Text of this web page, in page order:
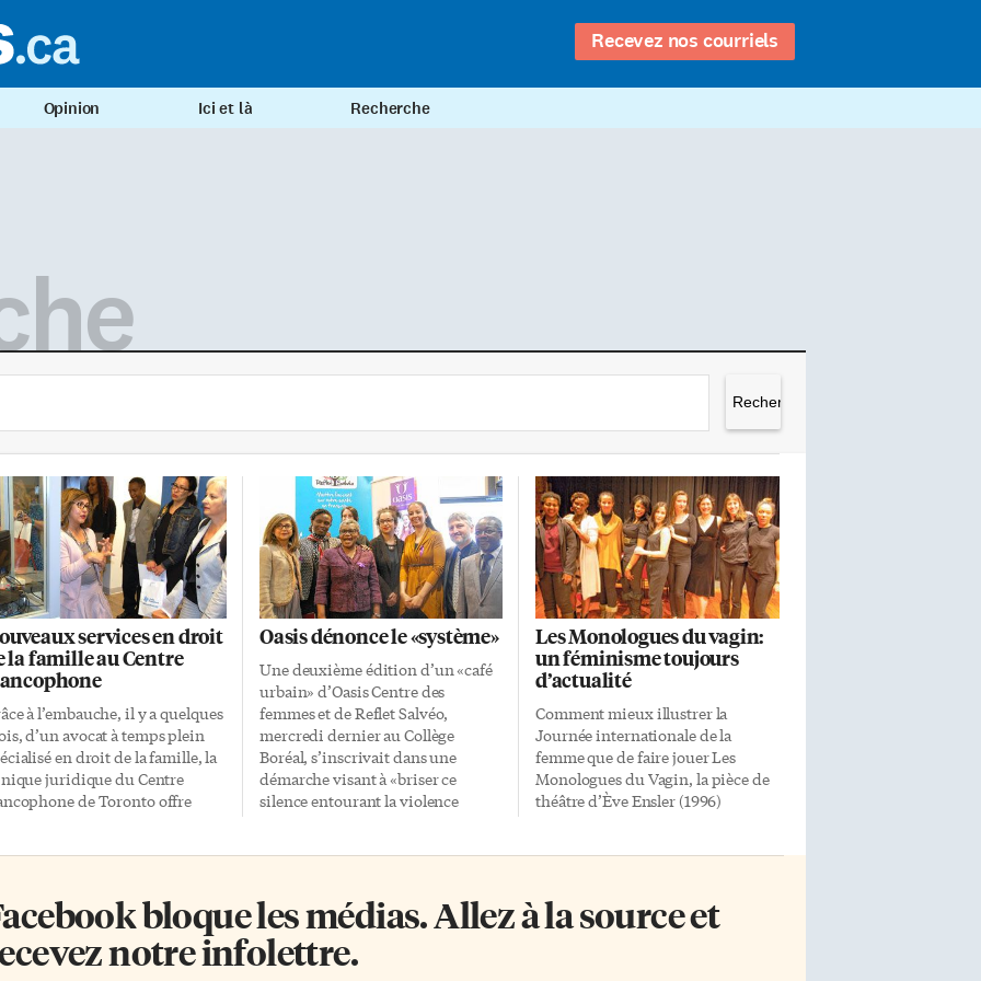
Recevez nos courriels
Opinion Ici et là Recherche
services en droit
la famille au Centre
à l’embauche, il y a quelques
d’un avocat à temps plein
en droit de la famille, la
juridique du Centre
de Toronto offre
de consultation et de
d’une avocate en pratique
qui s’y arrêtait quelques
Oasis dénonce le «système»
Une deuxième édition d’un «café
urbain» d’Oasis Centre des
femmes et de Reflet Salvéo,
mercredi dernier au Collège
Boréal, s’inscrivait dans une
démarche visant à «briser ce
silence entourant la violence
complexité d’une situation, au
détriment des femmes. «Il s’agit,
pour nous, de voir quelles sont les
Les Monologues du vagin:
un féminisme toujours
d’actualité
Comment mieux illustrer la
Journée internationale de la
femme que de faire jouer Les
Monologues du Vagin, la pièce de
théâtre d’Ève Ensler (1996)
Patrick Romango. C’est donc au
nom des femmes que cette
bloque les médias. Allez à la source et
notre infolettre.